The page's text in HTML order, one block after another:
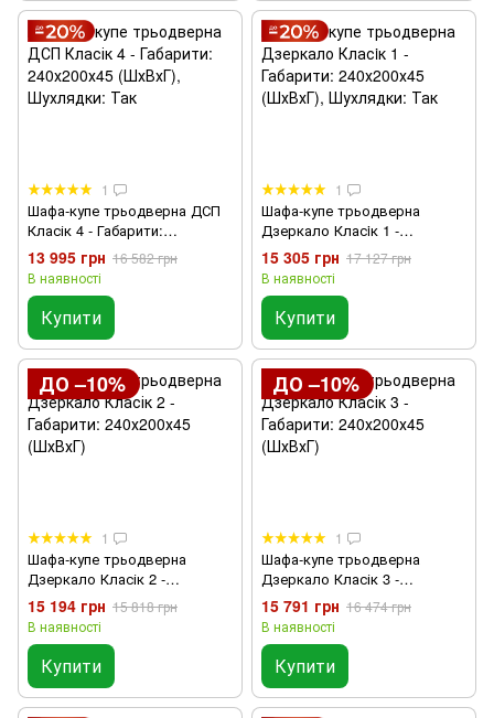
1
Шафа-купе трьодверна ДСП
Класік 4 - Габарити:
240х200х45 (ШхВхГ),
Шухлядки: Так
13 995 грн 16 582 грн
В наявності
Купити
1
Шафа-купе трьодверна
Дзеркало Класiк 1 -
Габарити: 240х200х45 (ШхВхГ),
Шухлядки: Так
15 305 грн 17 127 грн
В наявності
Купити
ДО –10%
1
Шафа-купе трьодверна
Дзеркало Класік 2 -
Габарити: 240х200х45 (ШхВхГ)
15 194 грн 15 818 грн
В наявності
Купити
ДО –10%
1
Шафа-купе трьодверна
Дзеркало Класік 3 -
Габарити: 240х200х45 (ШхВхГ)
15 791 грн 16 474 грн
В наявності
Купити